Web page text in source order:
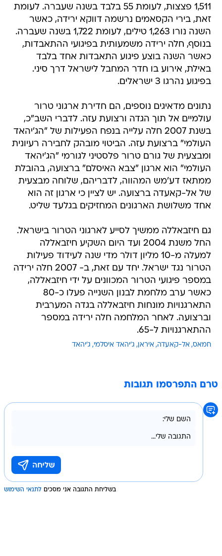
1,511 פצצות, לעומת 55 בלבד בשנה שעברה. לעומת
זאת, בירי הקסאמים נרשמה דווקא ירידה, כאשר
השנה נורו 1,263 טילים, לעומת 1,722 בשנה שעברה.
בנוסף, חלה ירידה משמעותית בפיגועי ההתאבדות,
כאשר השנה בוצע פיגוע התאבדות אחד בלבד
באילת, אירוע בו חדר המחבל לישראל דרך סיני.
בפיגוע נהרגו 3 ישראלים.
נתונים מדאיגים נוספים, הם חדירת ארגוני טרור
עולמיים אל תוך הגדה ורצועת עזה. לדברי השב"כ,
בשנת 2007 חלה עלייה בנפח הפעילות של "הג'יהאד
העולמי" ברצועת עזה. הביטוי מובהק לחבירה רעיונית
ומבצעית של גורם טרור פלסטיני לגורמי "הג'יהאד
העולמי" הוא ארגון "צבא האיסלם" ברצועה, בהובלת
ממתאז דע'מש המהווה, לדבריהם, שלוחה מבצעית
של אל-קאעדה ברצועה. יש לציין כי ארגון זה הוא
אחד משלושת הארגונים המחזיקים בגלעד שליט.
גם חיזבאללה ממשיך לסייע לארגוני הטרור בישראל.
החל משנת 2004 ועד היום השקיע חיזבאללה
למעלה מ-10 מליון דולר מדי שנה לעידוד פעילות
הטרור נגד ישראל. יחד עם זאת, ב- 2007 חלה ירידה
במספר פיגועי הטרור המכוונים על ידי חיזבאללה,
כאשר ערב מלחמת לבנון השנייה פעלו כ-80
התארגנויות מונחות חיזבאללה בגדה המערבית
וברצועה. לאחר המלחמה חלה ירידה במספר
ההתארגנויות ל-65.
חמאס אל-קאעדה איראן ג'יהאד איסלמי ג'יהאד
טרם התפרסמו תגובות
בשליחת התגובה אני מסכים לתנאי השימוש